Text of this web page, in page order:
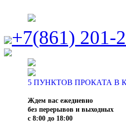
+7(861) 201-
5 ПУНКТОВ ПРОКАТА В
Ждем вас ежедневно
без перерывов и выходных
с 8:00 до 18:00